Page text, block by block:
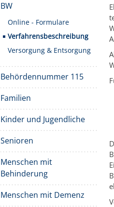
BW
Online - Formulare
Verfahrensbeschreibung
Versorgung & Entsorgung
Behördennummer 115
Familien
Kinder und Jugendliche
Senioren
Menschen mit
Behinderung
Menschen mit Demenz